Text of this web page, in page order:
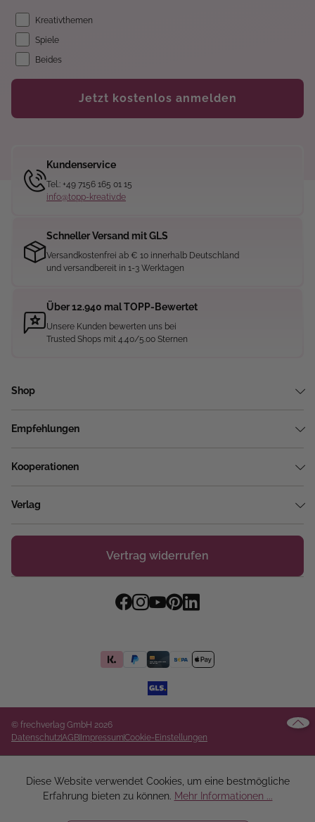
Kreativthemen
Spiele
Beides
Jetzt kostenlos anmelden
Kundenservice
Tel.: +49 7156 165 01 15
info@topp-kreativ.de
Schneller Versand mit GLS
Versandkostenfrei ab € 10 innerhalb Deutschland
und versandbereit in 1-3 Werktagen
Über 12.940 mal TOPP-Bewertet
Unsere Kunden bewerten uns bei
Trusted Shops mit 4.40/5.00 Sternen
Shop
Empfehlungen
Kooperationen
Verlag
Vertrag widerrufen
© frechverlag GmbH 2026
DatenschutzAGB ImpressumCookie-Einstellungen
Diese Website verwendet Cookies, um eine bestmögliche
Erfahrung bieten zu können. Mehr Informationen ...